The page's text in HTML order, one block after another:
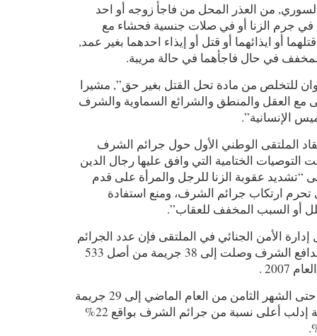
من العذر المحل من فاجأ زوجه أو احد
في جرم الزنا أو في صلات جنسية فحشاء مع
أو ايذائهما أو قتل أو إيذاء احدهما بغير عمد,
في حال فاجأهما في حالة مريبة.
للتخلص من مادة تحل القتل بغير حق”, مشيرا
مع العقل والمنطق والشرائع السماوية والشرف
الإنسانية”.
الملتقى الوطني الأول حول جرائم الشرف
الختامية التي وافق عليها رجال الدين
“تشديد عقوبة الزنا للرجل والمرأة على قدم
تحرم ارتكاب جرائم الشرف، ومنع استفادة
أو السبب المخفف للعقاب”.
الأمن الجنائي في الملتقى فإن عدد الجرائم
التي وقعت في سورية بدافع الشرف وصلت إلى 38 جريمة من أصل 533
.
ووصلت جرائم الشرف حتى الشهر الثامن من العام الماضي إلى 29 جريمة
شرف, وسجلت محافظة إدلب أعلى نسبة من جرائم الشرف بواقع 22%